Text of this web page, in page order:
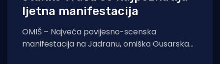
ljetna manifestacija
OMIŠ – Najveća povijesno-scenska
manifestacija na Jadranu, omiška Gusarska